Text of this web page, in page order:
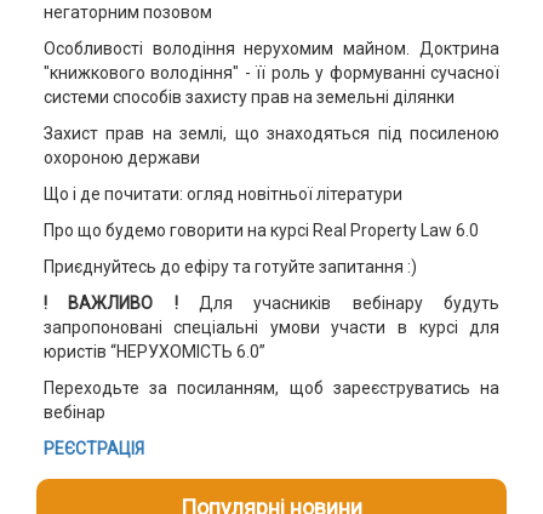
негаторним позовом
Особливості володіння нерухомим майном. Доктрина
"книжкового володіння" - її роль у формуванні сучасної
системи способів захисту прав на земельні ділянки
Захист прав на землі, що знаходяться під посиленою
охороною держави
Що і де почитати: огляд новітньої літератури
Про що будемо говорити на курсі Real Property Law 6.0
Приєднуйтесь до ефіру та готуйте запитання :)
! ВАЖЛИВО ! Для учасників вебінару будуть
запропоновані спеціальні умови участи в курсі для
юристів “НЕРУХОМІСТЬ 6.0”
Переходьте за посиланням, щоб зареєструватись на
вебінар
РЕЄСТРАЦІЯ
Популярні новини